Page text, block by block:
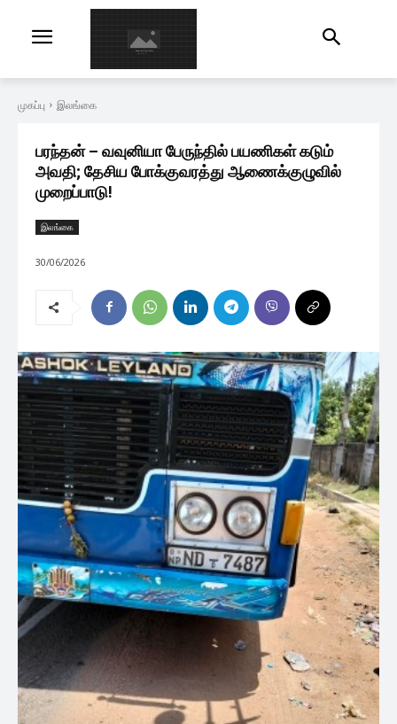
முகப்பு இலங்கை
பரந்தன் – வவுனியா பேருந்தில் பயணிகள் கடும்
அவதி; தேசிய போக்குவரத்து ஆணைக்குழுவில்
முறைப்பாடு!
இலங்கை
30/06/2026